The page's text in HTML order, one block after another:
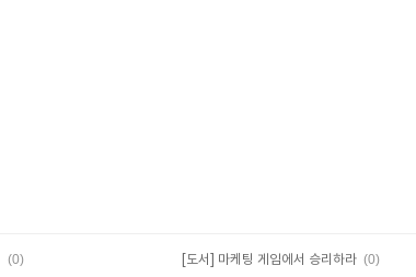
(0) [도서] 마케팅 게임에서 승리하라 (0)